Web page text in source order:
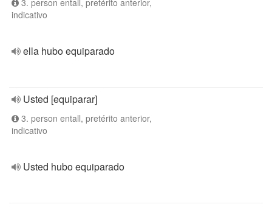
3. person entall, pretérito anterior,
indicativo
ella hubo equiparado
Usted [equiparar]
3. person entall, pretérito anterior,
indicativo
Usted hubo equiparado